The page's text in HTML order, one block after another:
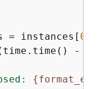
= instances[
0
-
{